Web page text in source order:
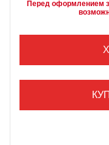
Перед оформлением